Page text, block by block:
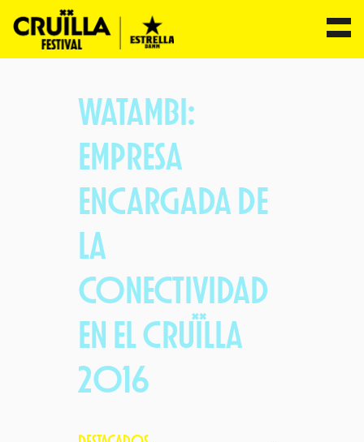
WATAMBI:
EMPRESA
ENCARGADA DE
LA
CONECTIVIDAD
EN EL CRUÏLLA
2016